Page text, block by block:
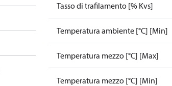
Tasso di trafilamento [% Kvs]
Temperatura ambiente [°C] [Min]
Temperatura mezzo [°C] [Max]
Temperatura mezzo [°C] [Min]